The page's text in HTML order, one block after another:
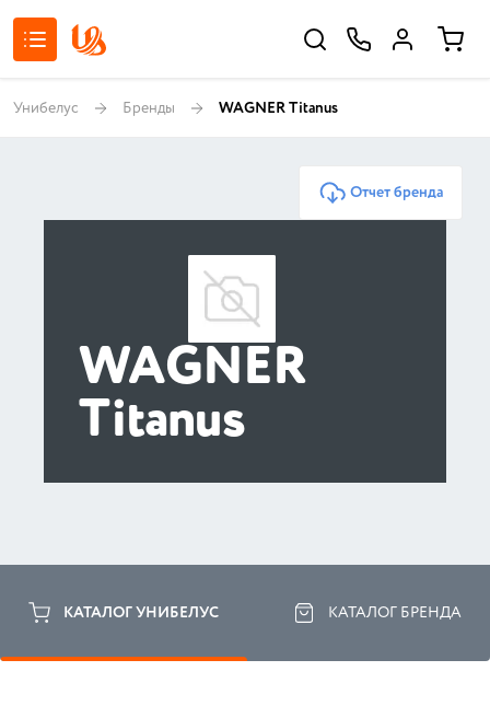
Унибелус Бренды WAGNER Titanus
Отчет бренда
WAGNER
Titanus
КАТАЛОГ УНИБЕЛУС КАТАЛОГ БРЕНДА